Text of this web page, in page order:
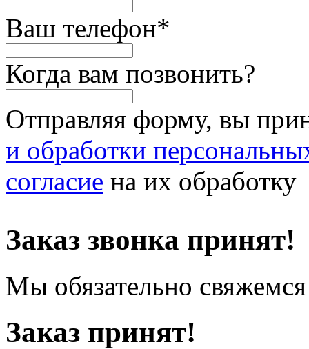
Ваш телефон*
Когда вам позвонить?
Отправляя форму, вы
и обработки
согласие на их обработку
Заказ звонка принят!
Мы обязательно
Заказ принят!